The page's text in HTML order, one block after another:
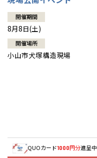
開催期間
8月8日(土)
開催場所
小山市犬塚構造現場
QUOカード1000円分進呈中